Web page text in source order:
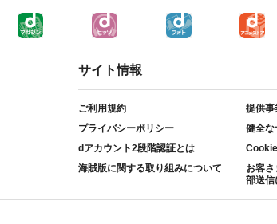
サイト情報
ご利用規約
提供事
プライバシーポリシー
健全な
dアカウント2段階認証とは
海賊版に関する取り組みについて
お客
部送信